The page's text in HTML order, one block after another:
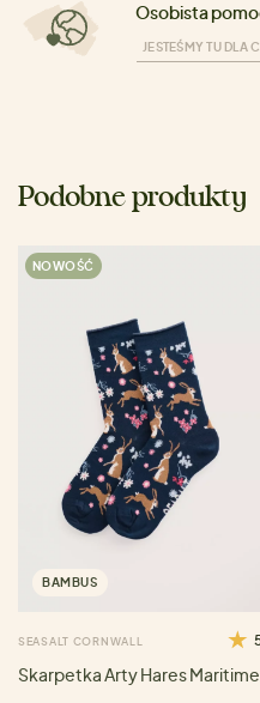
Osobista
JESTEŚMY TU DLA
Podobne produkty
NOWOŚĆ
BAMBUS
SEASALT CORNWALL
Skarpetka Arty Hares Maritime